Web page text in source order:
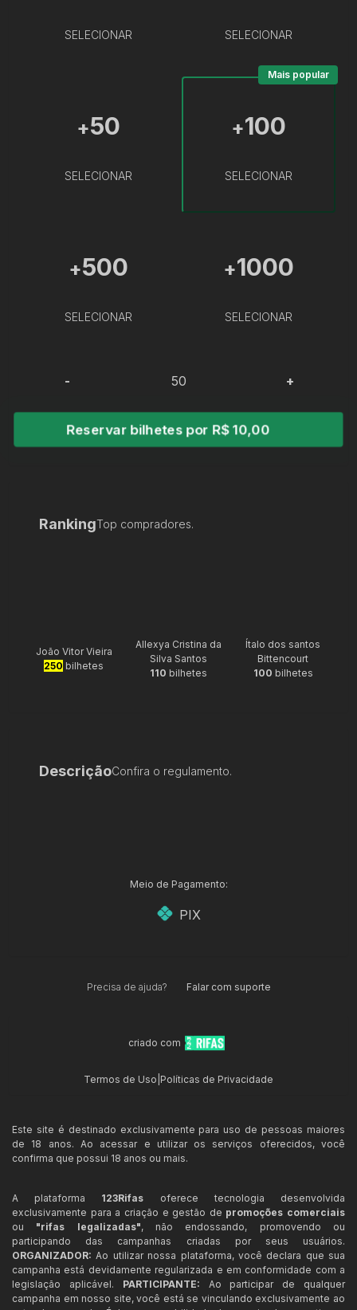
SELECIONAR SELECIONAR
+50
SELECIONAR
+100
SELECIONAR
Mais popular
+500
SELECIONAR
+1000
SELECIONAR
- +
Reservar bilhetes por R$ 10,00
RankingTop compradores.
João Vitor Vieira
250 bilhetes
Allexya Cristina da
Silva Santos
110 bilhetes
Ítalo dos santos
Bittencourt
100 bilhetes
DescriçãoConfira o regulamento.
Meio de Pagamento:
PIX
Precisa de ajuda? Falar com suporte
criado com
Termos de Uso Políticas de Privacidade
Este site é destinado exclusivamente para uso de pessoas maiores
de 18 anos. Ao acessar e utilizar os serviços oferecidos, você
confirma que possui 18 anos ou mais.
A plataforma 123Rifas oferece tecnologia desenvolvida
exclusivamente para a criação e gestão de promoções comerciais
ou "rifas legalizadas", não endossando, promovendo ou
participando das campanhas criadas por seus usuários.
ORGANIZADOR: Ao utilizar nossa plataforma, você declara que sua
campanha está devidamente regularizada e em conformidade com a
legislação aplicável. PARTICIPANTE: Ao participar de qualquer
campanha em nosso site, você está se vinculando exclusivamente ao